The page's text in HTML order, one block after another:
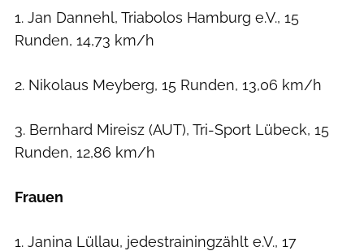
1. Jan Dannehl, Triabolos Hamburg e.V., 15
Runden, 14,73 km/h
2. Nikolaus Meyberg, 15 Runden, 13,06 km/h
3. Bernhard Mireisz (AUT), Tri-Sport Lübeck, 15
Runden, 12,86 km/h
Frauen
1. Janina Lüllau, jedestrainingzählt e.V., 17